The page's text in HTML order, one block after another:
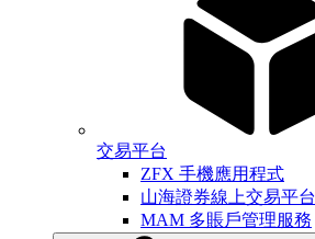
交易平台
ZFX 手機應用程式
山海證券線上交易平台
MAM 多賬戶管理服務